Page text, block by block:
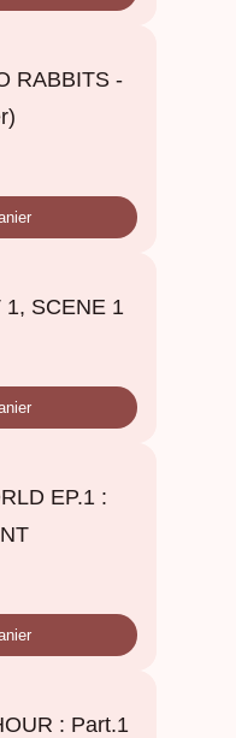
RABBITS -
1, SCENE 1
EP.1 :
: Part.1